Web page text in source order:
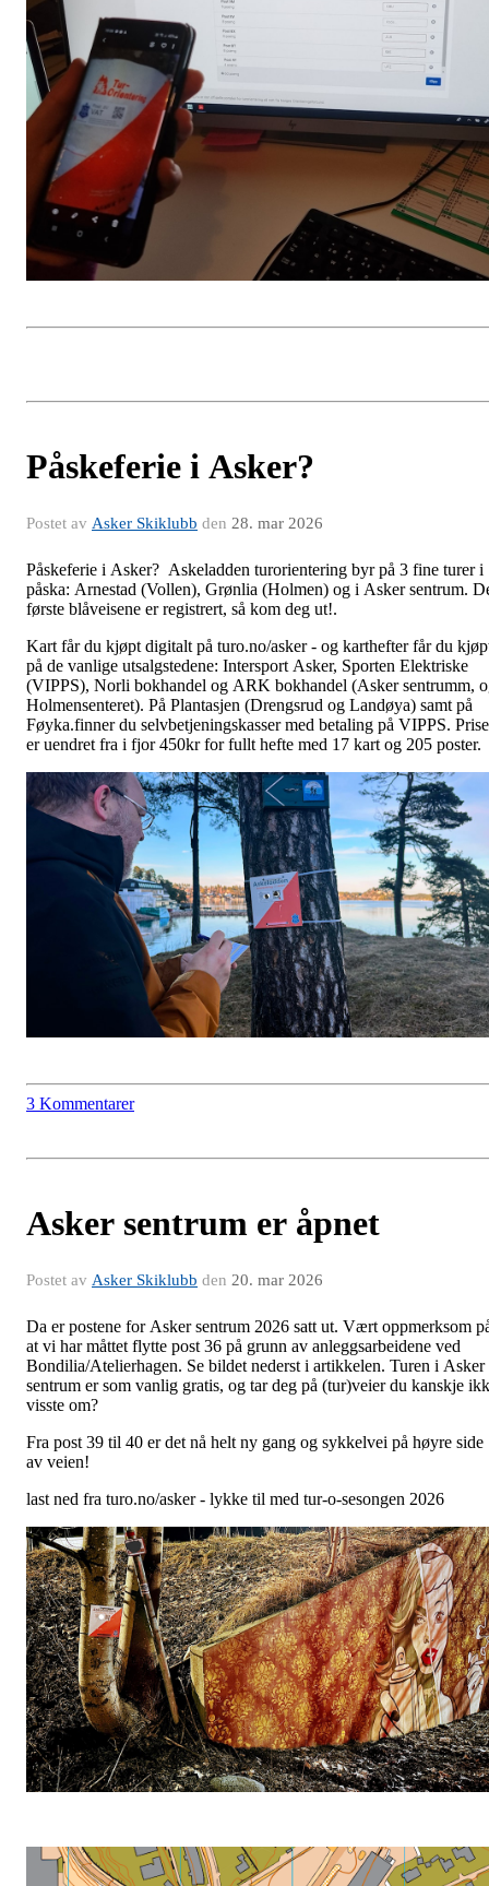
Påskeferie i Asker?
Postet av Asker Skiklubb den 28. mar 2026
Påskeferie i Asker? Askeladden turorientering byr på 3 fine turer i
påska: Arnestad (Vollen), Grønlia (Holmen) og i Asker sentrum.
første blåveisene er registrert, så kom deg ut!.
Kart får du kjøpt digitalt på turo.no/asker - og karthefter får du
på de vanlige utsalgstedene: Intersport Asker, Sporten Elektriske
(VIPPS), Norli bokhandel og ARK bokhandel (Asker sentrumm,
Holmensenteret). På Plantasjen (Drengsrud og Landøya) samt på
Føyka.finner du selvbetjeningskasser med betaling på VIPPS.
er uendret fra i fjor 450kr for fullt hefte med 17 kart og 205 poster.
3 Kommentarer
Asker sentrum er åpnet
Postet av Asker Skiklubb den 20. mar 2026
Da er postene for Asker sentrum 2026 satt ut. Vært oppmerksom
at vi har måttet flytte post 36 på grunn av anleggsarbeidene ved
Bondilia/Atelierhagen. Se bildet nederst i artikkelen. Turen i Asker
sentrum er som vanlig gratis, og tar deg på (tur)veier du kanskje
visste om?
Fra post 39 til 40 er det nå helt ny gang og sykkelvei på høyre side
av veien!
last ned fra turo.no/asker - lykke til med tur-o-sesongen 2026